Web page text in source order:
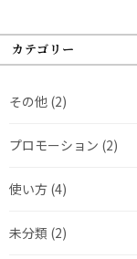
カテゴリー
その他 (2)
プロモーション (2)
使い方 (4)
未分類 (2)